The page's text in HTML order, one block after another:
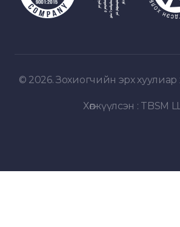
© 2026. Зохиогчийн эрх хуулиар
Хөгжүүлсэн : TBSM